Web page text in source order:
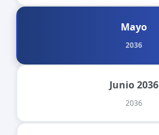
Mayo
2036
Junio 2036
2036